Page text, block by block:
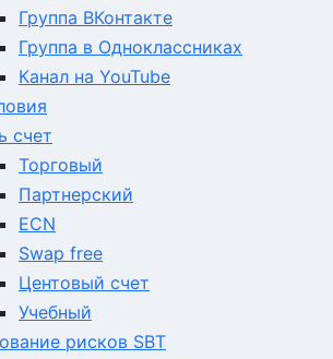
Группа ВКонтакте
Группа в Одноклассниках
Канал на YouTube
счет
Торговый
Партнерский
ECN
Swap free
Центовый счет
Учебный
рисков SBT